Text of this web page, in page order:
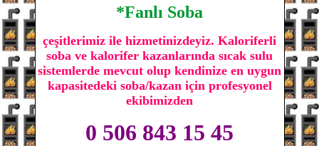
*Fanlı Soba
çeşitlerimiz ile hizmetinizdeyiz. Kaloriferli
soba ve kalorifer kazanlarında sıcak sulu
sistemlerde mevcut olup kendinize en uygun
kapasitedeki soba/kazan için profesyonel
ekibimizden
0 506 843 15 45